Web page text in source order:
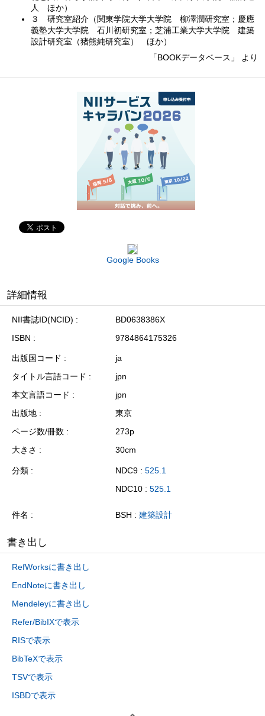
人 ほか）
３ 研究室紹介（関東学院大学大学院 柳澤潤研究室；慶應
義塾大学大学院 石川初研究室；芝浦工業大学大学院 建築
設計研究室（猪熊純研究室） ほか）
「BOOKデータベース」 より
Google Books
詳細情報
NII書誌ID(NCID)
BD0638386X
ISBN
9784864175326
出版国コード
ja
タイトル言語コード
jpn
本文言語コード
jpn
出版地
東京
ページ数/冊数
273p
大きさ
30cm
分類 NDC9 : 525.1
NDC10 : 525.1
件名 BSH : 建築設計
書き出し
RefWorksに書き出し
EndNoteに書き出し
Mendeleyに書き出し
Refer/BibIXで表示
RISで表示
BibTeXで表示
TSVで表示
ISBDで表示